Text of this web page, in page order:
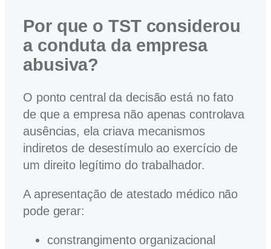
Por que o TST considerou
a conduta da empresa
abusiva?
O ponto central da decisão está no fato
de que a empresa não apenas controlava
ausências, ela criava mecanismos
indiretos de desestímulo ao exercício de
um direito legítimo do trabalhador.
A apresentação de atestado médico não
pode gerar:
constrangimento organizacional